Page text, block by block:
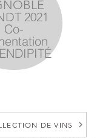
2021
Co-
DE VINS